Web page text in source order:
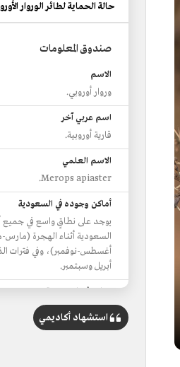
حالة الحماية لطائر الوروار
صندوق المعلومات
الاسم
وروار أوروبي.
اسم عربي آخر
قارية أوروبية.
الاسم العلمي
Merops apiaster.
أماكن وجوده في السعودية
يوجد على نطاقٍ واسع في جميع
السعودية أثناء الهجرة (مارس-
أغسطس-نوفمبر)، وفي فترات
أبريل وسبتمبر.
مهاجر متكاثر شديد الندرة.
مهاجر عابر شائع.
استشهاد أكاديمي